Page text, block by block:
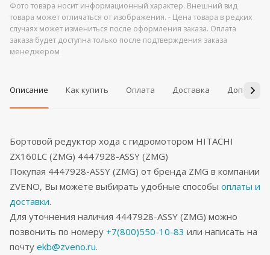
Фото товара носит информационный характер. Внешний вид
товара может отличаться от изображения. - Цена товара в редких
случаях может измениться после оформления заказа. Оплата
заказа будет доступна только после подтверждения заказа
менеджером
Описание Как купить Оплата Доставка
Бортовой редуктор хода с гидромотором HITACHI
ZX160LC (ZMG) 4447928-ASSY (ZMG)
Покупая 4447928-ASSY (ZMG) от бренда ZMG в компании
ZVENO, Вы можете выбирать удобные способы оплаты и
доставки.
Для уточнения наличия 4447928-ASSY (ZMG) можно
позвонить по номеру +7(800)550-10-83 или написать на
почту ekb@zveno.ru.